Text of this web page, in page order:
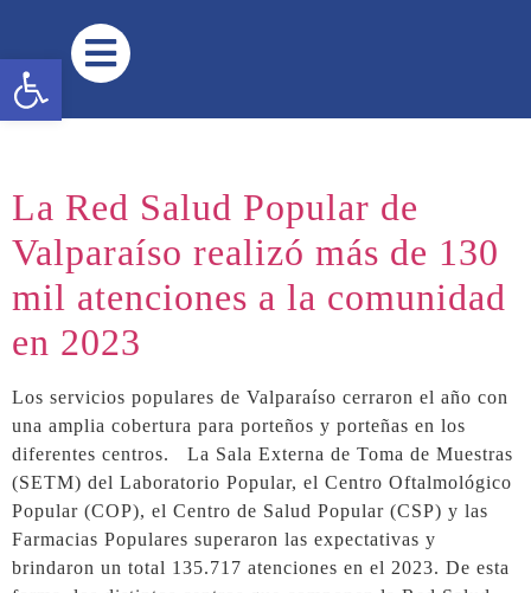
Abrir barra de herramientas
La Red Salud Popular de
Valparaíso realizó más de 130
mil atenciones a la comunidad
en 2023
Los servicios populares de Valparaíso cerraron el año con
una amplia cobertura para porteños y porteñas en los
diferentes centros. La Sala Externa de Toma de Muestras
(SETM) del Laboratorio Popular, el Centro Oftalmológico
Popular (COP), el Centro de Salud Popular (CSP) y las
Farmacias Populares superaron las expectativas y
brindaron un total 135.717 atenciones en el 2023. De esta